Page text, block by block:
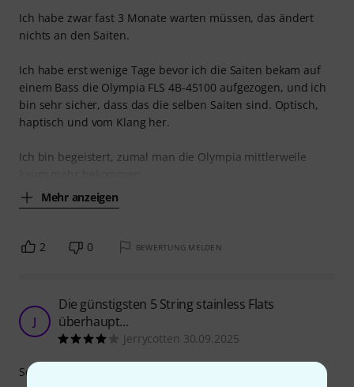
Ich habe zwar fast 3 Monate warten müssen, das ändert
nichts an den Saiten.
Ich habe erst wenige Tage bevor ich die Saiten bekam auf
einem Bass die Olympia FLS 4B-45100 aufgezogen, und ich
bin sehr sicher, dass das die selben Saiten sind. Optisch,
haptisch und vom Klang her.
Ich bin begeistert, zumal man die Olympia mittlerweile
Mehr anzeigen
2 0 BEWERTUNG MELDEN
J
Die günstigsten 5 String stainless Flats
überhaupt...
Jerrycotten 30.09.2025
Sound